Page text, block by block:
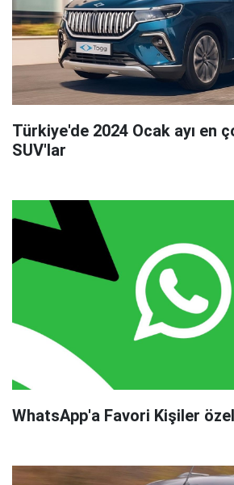
Türkiye'de 2024 Ocak ayı en
SUV'lar
WhatsApp'a Favori Kişiler